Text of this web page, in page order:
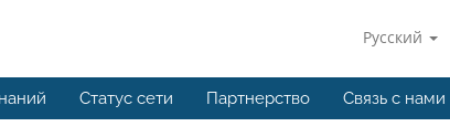
Русский
Статус сети Партнерство Связь с нами